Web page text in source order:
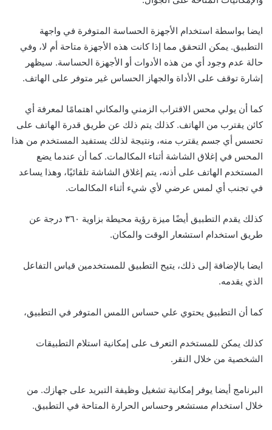
ايضا بواسطة استخدام الأجهزة الحساسة المتوفرة في واجهة
التطبيق. يمكن التحقق مما إذا كانت هذه الأجهزة متاحة أم لا، وفي
حالة عدم وجود أي من هذه الأدوات أو الأجهزة الحساسة. سيظهر
إشارة توقف على الأداة والجهاز الحساس غير متوفر على الهاتف.
كما أن يولي محس الاقتراب الزمني والمكاني اهتمامًا لمعرفة أي
كائن يقترب من الهاتف. كذلك يتم ذلك عن طريق قدرة الهاتف على
تحسس أي جسم يقترب منه، ونتيجة لذلك يستفيد المستخدم من هذا
المحس في إغلاق الشاشة أثناء المكالمات. كما أن عندما يضع
المستخدم الهاتف على أذنه، يتم إغلاق الشاشة تلقائيًا، وهذا يساعد
في تجنب أي لمس عرضي لأي شيء أثناء المكالمات.
كذلك يقدم التطبيق أيضًا ميزة رؤية محيطة بزاوية ٣٦٠ درجة عن
طريق استخدام استشعار الوقت والمكان.
ايضا بالإضافة إلى ذلك، يتيح التطبيق للمستخدمين قياس التفاعل
الذي يقدمه.
كما أن التطبيق يحتوي علي حساس اللمس المتوفر في التطبيق،
كذلك يمكن للمستخدم التعرف على إمكانية استلام التطبيقات
الشخصية من خلال النقر.
البرنامج أيضا يوفر إمكانية تشغيل وظيفة التبريد على جهازك. من
خلال استخدام مستشعر وحساس الحرارة المتاحة في التطبيق.